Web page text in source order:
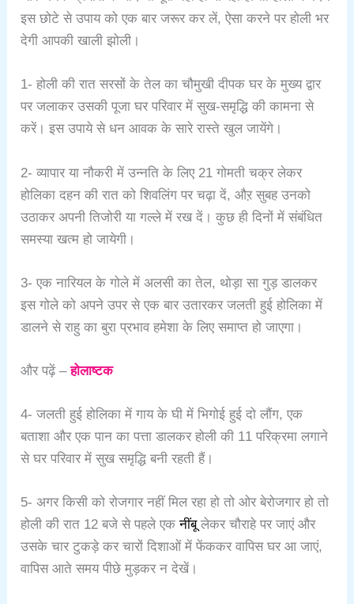
इस छोटे से उपाय को एक बार जरूर कर लें, ऐसा करने पर होली भर
देगी आपकी खाली झोली।
1- होली की रात सरसों के तेल का चौमुखी दीपक घर के मुख्य द्वार
पर जलाकर उसकी पूजा घर परिवार में सुख-समृद्धि की कामना से
करें। इस उपाये से धन आवक के सारे रास्ते खुल जायेंगे।
2- व्यापार या नौकरी में उन्नति के लिए 21 गोमती चक्र लेकर
होलिका दहन की रात को शिवलिंग पर चढ़ा दें, औऱ सुबह उनको
उठाकर अपनी तिजोरी या गल्ले में रख दें। कुछ ही दिनों में संबंधित
समस्या खत्म हो जायेगी।
3- एक नारियल के गोले में अलसी का तेल, थोड़ा सा गुड़ डालकर
इस गोले को अपने उपर से एक बार उतारकर जलती हुई होलिका में
डालने से राहु का बुरा प्रभाव हमेशा के लिए समाप्त हो जाएगा।
और पढ़ें –होलाष्टक
4- जलती हुई होलिका में गाय के घी में भिगोई हुई दो लौंग, एक
बताशा और एक पान का पत्ता डालकर होली की 11 परिक्रमा लगाने
से घर परिवार में सुख समृद्धि बनी रहती हैं।
5- अगर किसी को रोजगार नहीं मिल रहा हो तो ओर बेरोजगार हो तो
होली की रात 12 बजे से पहले एकनींबूलेकर चौराहे पर जाएं और
उसके चार टुकड़े कर चारों दिशाओं में फेंककर वापिस घर आ जाएं,
वापिस आते समय पीछे मुड़कर न देखें।